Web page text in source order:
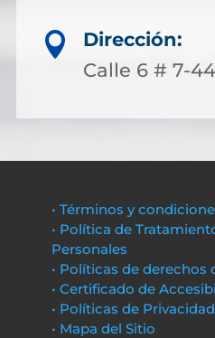

Dirección:
Calle 6 # 7-44
• Términos y
• Política de
Personales
• Políticas de derechos
• Certificado de
• Políticas de
• Mapa del Sitio